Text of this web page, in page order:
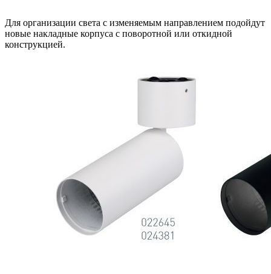
Для организации света с изменяемым направлением подойдут
новые накладные корпуса с поворотной или откидной
конструкцией.